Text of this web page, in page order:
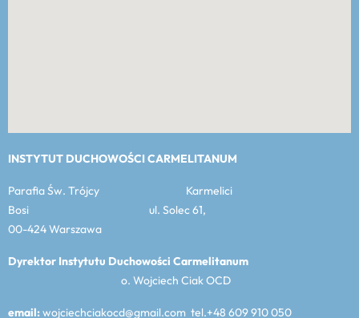
INSTYTUT DUCHOWOŚCI CARMELITANUM
Parafia Św. Trójcy Karmelici
Bosi ul. Solec 61,
00-424 Warszawa
Dyrektor Instytutu Duchowości Carmelitanum
o. Wojciech Ciak OCD
email:wojciechciakocd@gmail.com tel.+48 609 910 050